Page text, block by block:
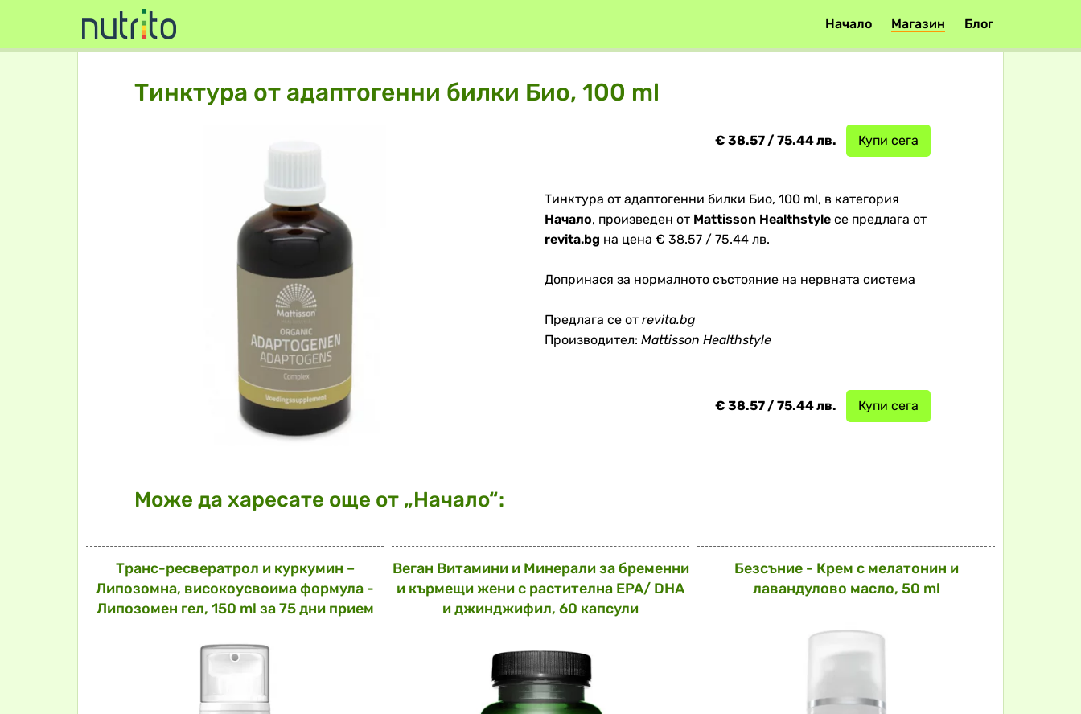
Начало Магазин Блог
Тинктура от адаптогенни билки Био, 100 ml
Купи сега
€ 38.57 / 75.44 лв.
Тинктура от адаптогенни билки Био, 100 ml, в категория
Начало, произведен от Mattisson Healthstyle се предлага от
revita.bg на цена € 38.57 / 75.44 лв.
Допринася за нормалното състояние на нервната система
Предлага се от revita.bg
Производител: Mattisson Healthstyle
Купи сега
€ 38.57 / 75.44 лв.
Може да харесате още от „Начало“:
Транс-ресвератрол и куркумин –
Липозомна, високоусвоима формула -
Липозомен гел, 150 ml за 75 дни прием
Веган Витамини и Минерали за бременни
и кърмещи жени с растителна EPA/ DHA
и джинджифил, 60 капсули
Безсъние - Крем с мелатонин и
лавандулово масло, 50 ml